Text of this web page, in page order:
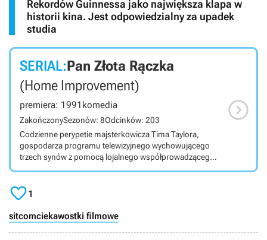
Rekordów Guinnessa jako największa klapa w
historii kina. Jest odpowiedzialny za upadek
studia
SERIAL:Pan Złota Rączka
(Home Improvement)
premiera: 1991 komedia
ZakończonySezonów: 8Odcinków: 203
Codzienne perypetie majsterkowicza Tima Taylora,
gospodarza programu telewizyjnego wychowującego
trzech synów z pomocą lojalnego współprowadzącego,

1
sitcomciekawostki filmowe